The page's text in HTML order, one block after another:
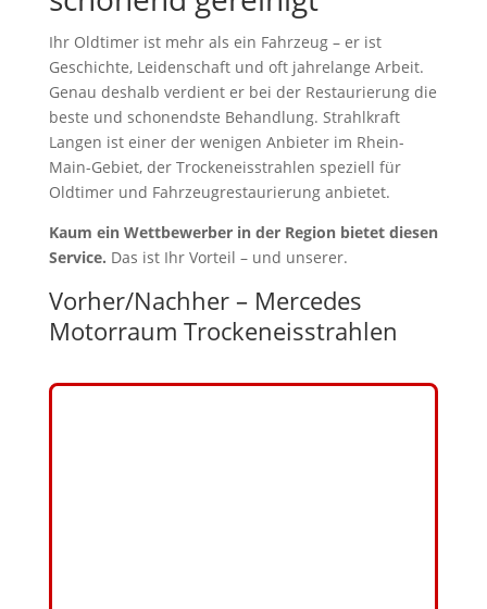
Ihr Oldtimer ist mehr als ein Fahrzeug – er ist
Geschichte, Leidenschaft und oft jahrelange Arbeit.
Genau deshalb verdient er bei der Restaurierung die
beste und schonendste Behandlung. Strahlkraft
Langen ist einer der wenigen Anbieter im Rhein-
Main-Gebiet, der Trockeneisstrahlen speziell für
Oldtimer und Fahrzeugrestaurierung anbietet.
Kaum ein Wettbewerber in der Region bietet diesen
Service. Das ist Ihr Vorteil – und unserer.
Vorher/Nachher – Mercedes
Motorraum Trockeneisstrahlen